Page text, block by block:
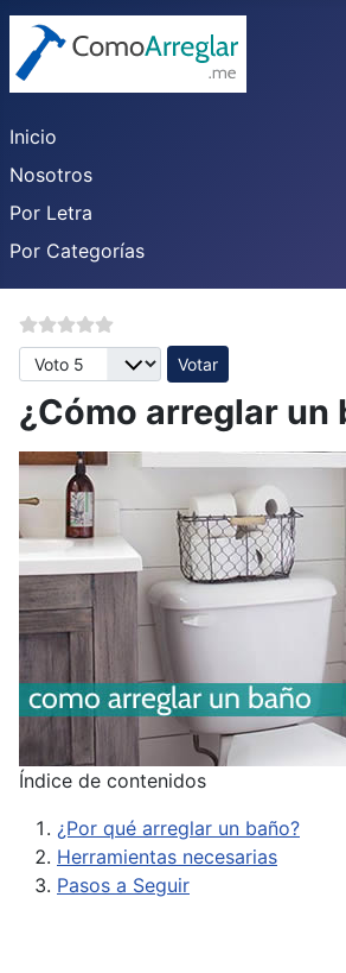
Inicio
Nosotros
Por Letra
Por Categorías
Por favor, vote
¿Cómo arreglar un
Índice de contenidos
¿Por qué arreglar un baño?
Herramientas necesarias
Pasos a Seguir